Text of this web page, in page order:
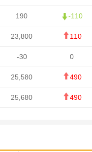
190 -110
23,800 110
-30 0
25,580 490
25,680 490